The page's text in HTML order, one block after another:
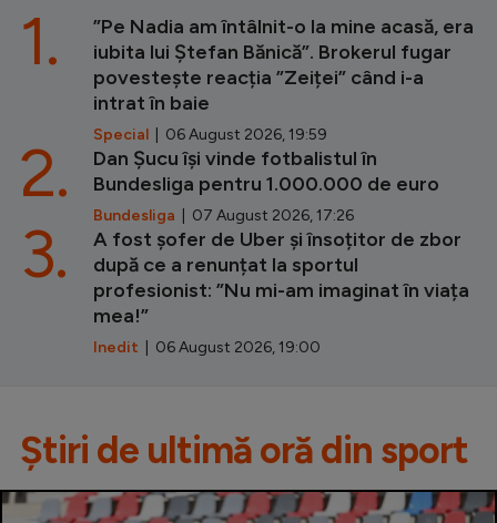
”Pe Nadia am întâlnit-o la mine acasă, era
iubita lui Ștefan Bănică”. Brokerul fugar
povestește reacția ”Zeiței” când i-a
intrat în baie
Special | 06 August 2026, 19:59
1.
Dan Șucu își vinde fotbalistul în
Bundesliga pentru 1.000.000 de euro
Bundesliga | 07 August 2026, 17:26
2.
A fost șofer de Uber și însoțitor de zbor
după ce a renunțat la sportul
profesionist: ”Nu mi-am imaginat în viața
mea!”
Inedit | 06 August 2026, 19:00
3.
Știri de ultimă oră din sport